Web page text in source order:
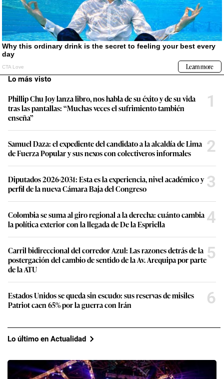
Lo más visto
Phillip Chu Joy lanza libro, nos habla de su éxito y de su vida
tras las pantallas: “Muchas veces el sufrimiento también
enseña”
1
Samuel Daza: el expediente del candidato a la alcaldía de Lima
de Fuerza Popular y sus nexos con colectiveros informales
2
Diputados 2026-2031: Esta es la experiencia, nivel académico y
perfil de la nueva Cámara Baja del Congreso
3
Colombia se suma al giro regional a la derecha: cuánto cambia
la política exterior con la llegada de De la Espriella
4
Carril bidireccional del corredor Azul: Las razones detrás de la
postergación del cambio de sentido de la Av. Arequipa por parte
de la ATU
5
Estados Unidos se queda sin escudo: sus reservas de misiles
Patriot caen 65% por la guerra con Irán
6
Lo último en Actualidad